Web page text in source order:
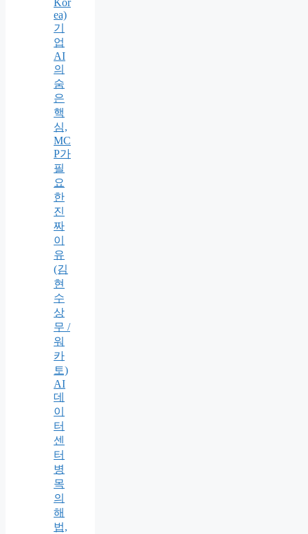
Kor
ea)
기
업
AI
의
숨
은
핵
심,
MC
P가
필
요
한
진
짜
이
유
(김
현
수
상
무 /
워
카
토)
AI
데
이
터
센
터
병
목
의
해
법,